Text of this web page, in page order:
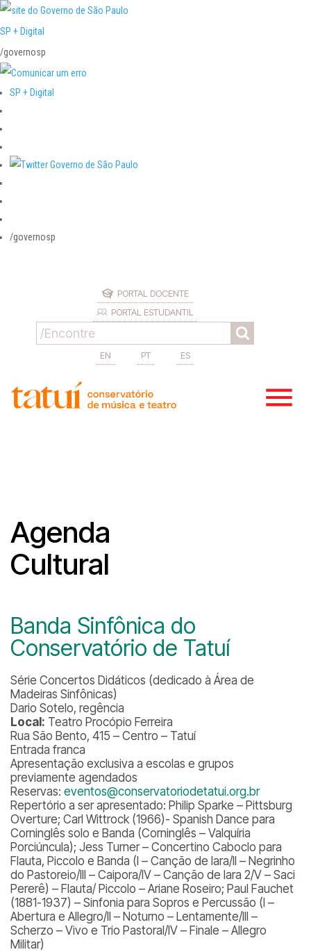
SP + Digital
/governosp
SP + Digital
/governosp
PORTAL DOCENTE
PORTAL ESTUDANTIL
EN PT ES
Agenda
Cultural
Banda Sinfônica do
Conservatório de Tatuí
Série Concertos Didáticos (dedicado à Área de
Madeiras Sinfônicas)
Dario Sotelo, regência
Local: Teatro Procópio Ferreira
Rua São Bento, 415 – Centro – Tatuí
Entrada franca
Apresentação exclusiva a escolas e grupos
previamente agendados
Reservas: eventos@conservatoriodetatui.org.br
Repertório a ser apresentado: Philip Sparke – Pittsburg
Overture; Carl Wittrock (1966)- Spanish Dance para
Corninglês solo e Banda (Corninglês – Valquíria
Porciúncula); Jess Turner – Concertino Caboclo para
Flauta, Piccolo e Banda (I – Canção de Iara/II – Negrinho
do Pastoreio/III – Caipora/IV – Canção de Iara 2/V – Saci
Pererê) – Flauta/ Piccolo – Ariane Roseiro; Paul Fauchet
(1881-1937) – Sinfonia para Sopros e Percussão (I –
Abertura e Allegro/II – Noturno – Lentamente/III –
Scherzo – Vivo e Trio Pastoral/IV – Finale – Allegro
Militar)